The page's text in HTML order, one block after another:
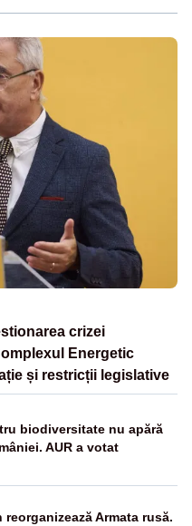
crizei
Energetic
și restricții legislative
biodiversitate nu apără
AUR a votat
reorganizează Armata rusă.